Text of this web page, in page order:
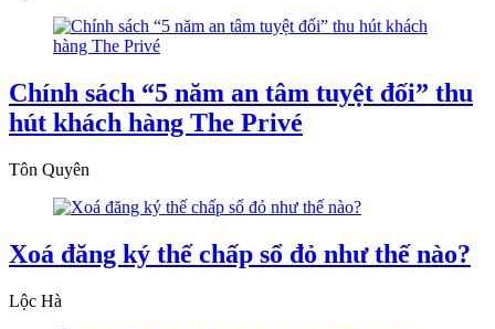
Chính sách “5 năm an tâm tuyệt đối” thu
hút khách hàng The Privé
Tôn Quyên
Xoá đăng ký thế chấp sổ đỏ như thế nào?
Lộc Hà